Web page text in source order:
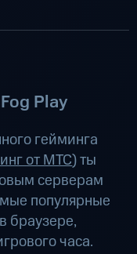
Play
гейминга
от МТС) ты
серверам
популярные
браузере,
часа.